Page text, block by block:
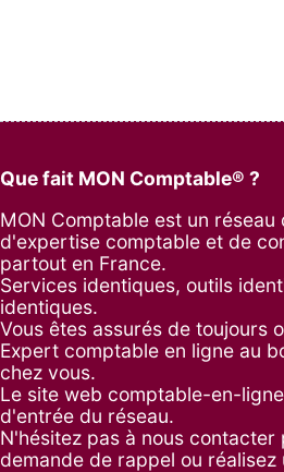
Que fait MON Comptable® ?
MON Comptable est un réseau
d'expertise comptable et de
partout en France.
Services identiques, outils
identiques.
Vous êtes assurés de toujours
Expert comptable en ligne au
chez vous.
Le site web comptable-en-
d'entrée du réseau.
N'hésitez pas à nous contacter
demande de rappel ou réalisez